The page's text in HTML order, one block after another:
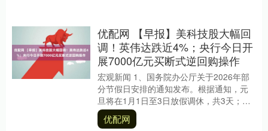
优配网 【早报】美科技股大幅回
调！英伟达跌近4%；央行今日开
展7000亿元买断式逆回购操作
宏观新闻 1、国务院办公厅关于2026年部
分节假日安排的通知发布。根据通知，元
旦将在1月1日至3日放假调休，共3天；春
节将在2月15日至23日放假调休，共9
天；....
优配网